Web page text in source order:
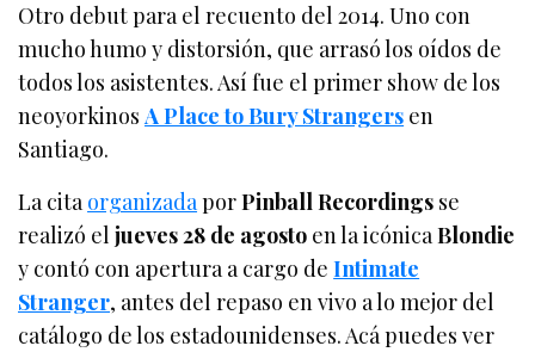
Otro debut para el recuento del 2014. Uno con
mucho humo y distorsión, que arrasó los oídos de
todos los asistentes. Así fue el primer show de los
neoyorkinosA Place to Bury Strangers en
Santiago.
La citaorganizadaporPinball Recordings se
realizó eljueves 28 de agosto en la icónicaBlondie
y contó con apertura a cargo deIntimate
Stranger, antes del repaso en vivo a lo mejor del
catálogo de los estadounidenses. Acá puedes ver